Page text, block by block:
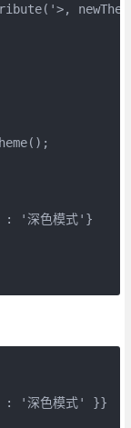
'深色模式'}
'深色模式' }}